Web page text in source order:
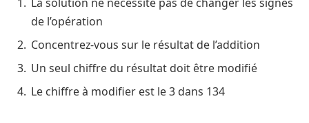
de l’opération
Concentrez-vous sur le résultat de l’addition
Un seul chiffre du résultat doit être modifié
Le chiffre à modifier est le 3 dans 134